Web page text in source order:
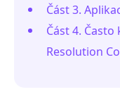
Část 3.
Část 4.
Resolution